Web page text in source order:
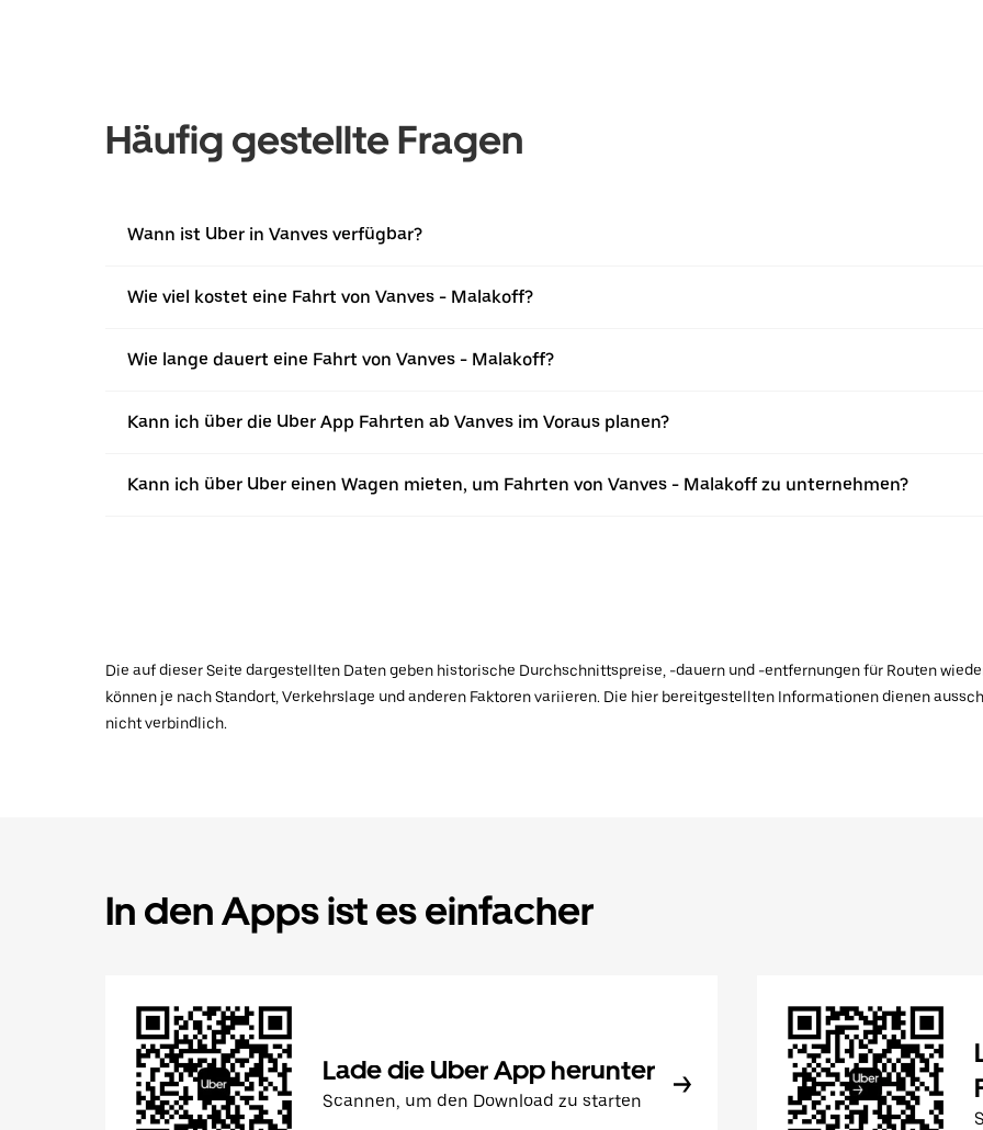
Häufig gestellte Fragen
Wann ist Uber in Vanves verfügbar?
Wie viel kostet eine Fahrt von Vanves - Malakoff?
Wie lange dauert eine Fahrt von Vanves - Malakoff?
Kann ich über die Uber App Fahrten ab Vanves im Voraus planen?
Kann ich über Uber einen Wagen mieten, um Fahrten von Vanves - Malakoff zu unternehmen?
Die auf dieser Seite dargestellten Daten geben historische Durchschnittspreise, -dauern und -entfernungen für Routen
können je nach Standort, Verkehrslage und anderen Faktoren variieren. Die hier bereitgestellten Informationen dienen
nicht verbindlich.
In den Apps ist es einfacher
Lade die Uber App herunter
Scannen, um den Download zu starten